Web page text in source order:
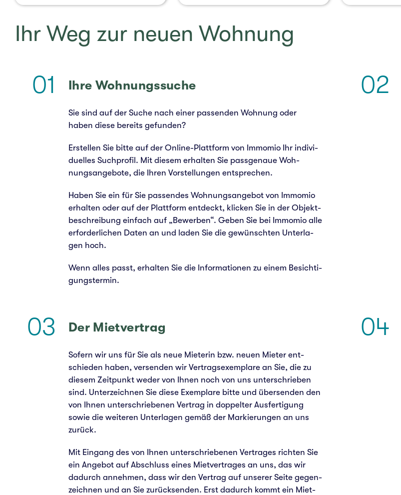
Ihr Weg zur neuen Woh­nung
01 Ihre Woh­nungs­su­che
Sie sind auf der Suche nach einer pas­sen­den Woh­nung oder
haben diese bereits gefun­den?
Erstel­len Sie bitte auf der Online-Platt­form von Immo­mio Ihr indi­vi­
du­el­les Such­pro­fil. Mit diesem erhal­ten Sie pass­ge­naue Woh­
nungs­an­ge­bo­te, die Ihren Vor­stel­lun­gen ent­spre­chen.
Haben Sie ein für Sie pas­sen­des Woh­nungs­an­ge­bot von Immo­mio
erhal­ten oder auf der Platt­form ent­deckt, kli­cken Sie in der Objekt­
be­schrei­bung ein­fach auf „Bewer­ben“. Geben Sie bei Immo­mio alle
erfor­der­li­chen Daten an und laden Sie die gewünsch­ten Unter­la­
gen hoch.
Wenn alles passt, erhal­ten Sie die Infor­ma­tio­nen zu einem Besich­ti­
gungs­ter­min.
02
03 Der Miet­ver­trag
Sofern wir uns für Sie als neue Mie­te­rin bzw. neuen Mieter ent­
schie­den haben, ver­sen­den wir Ver­trags­exem­pla­re an Sie, die zu
diesem Zeit­punkt weder von Ihnen noch von uns unter­schrie­ben
sind. Unter­zeich­nen Sie diese Exem­pla­re bitte und über­sen­den den
von Ihnen unter­schrie­be­nen Ver­trag in dop­pel­ter Aus­fer­ti­gung
sowie die wei­te­ren Unter­la­gen gemäß der Mar­kie­run­gen an uns
zurück.
Mit Ein­gang des von Ihnen unter­schrie­be­nen Ver­tra­ges rich­ten Sie
ein Ange­bot auf Abschluss eines Miet­ver­tra­ges an uns, das wir
dadurch anneh­men, dass wir den Ver­trag auf unse­rer Seite gegen­
zeich­nen und an Sie zurück­sen­den. Erst dadurch kommt ein Miet­
04